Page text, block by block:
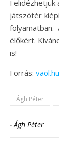
Felidézhetjük
játszótér
élőkért.
is!
Forrás: vaol.hu
Ágh Péter
-Ágh Péter